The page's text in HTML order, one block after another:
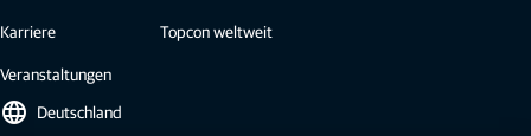
Karriere
Veranstaltungen
Topcon weltweit
language Deutschland